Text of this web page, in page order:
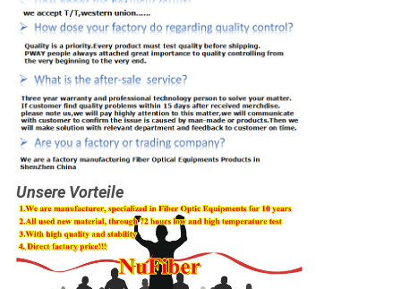
Unsere Vorteile